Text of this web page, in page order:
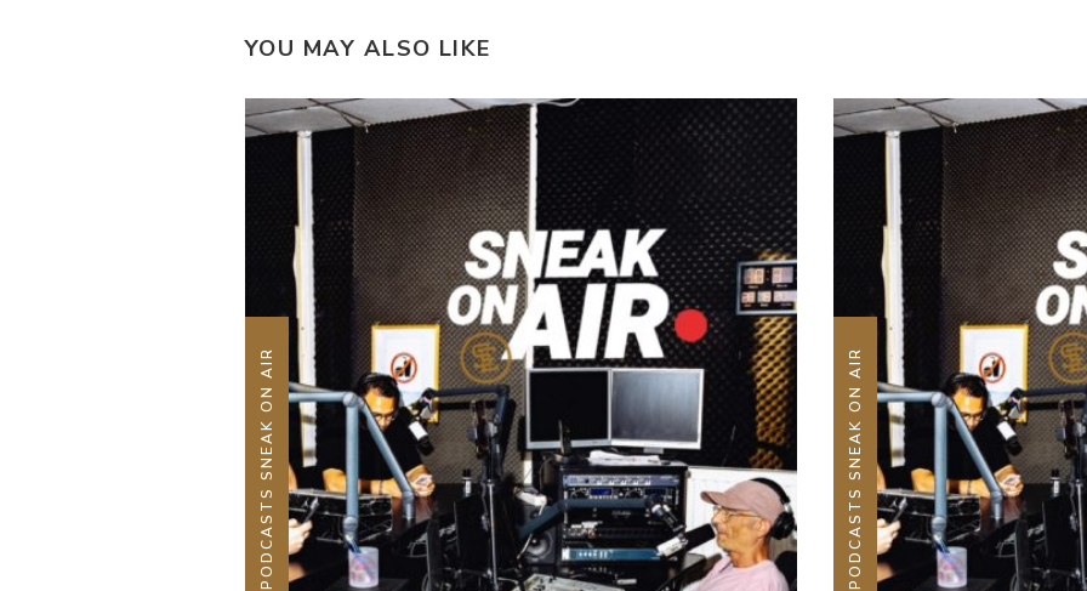
YOU MAY ALSO LIKE
PODCASTS SNEAK ON AIR PODCASTS SNEAK ON AIR